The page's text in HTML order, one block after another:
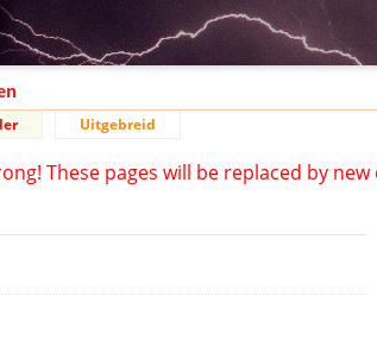
Uitgebreid
These pages will be replaced by